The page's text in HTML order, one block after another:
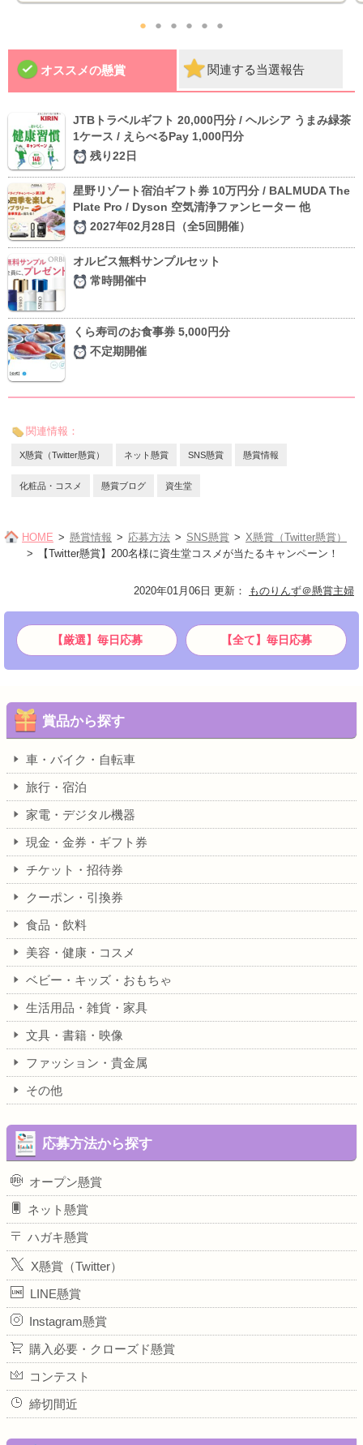
● ● ● ● ● ●
オススメの懸賞 関連する当選報告
JTBトラベルギフト 20,000円分 / ヘルシア うまみ緑茶
1ケース / えらべるPay 1,000円分
残り22日
星野リゾート宿泊ギフト券 10万円分 / BALMUDA The
Plate Pro / Dyson 空気清浄ファンヒーター 他
2027年02月28日（全5回開催）
オルビス無料サンプルセット
常時開催中
くら寿司のお食事券 5,000円分
不定期開催
関連情報：
X懸賞（Twitter懸賞） ネット懸賞 SNS懸賞 懸賞情報
化粧品・コスメ 懸賞ブログ 資生堂
HOME 懸賞情報 応募方法 SNS懸賞
X懸賞（Twitter懸賞）
【Twitter懸賞】200名様に資生堂コスメが当たるキャンペーン！
2020年01月06日 更新 ： ものりんず＠懸賞主婦
【厳選】毎日応募 【全て】毎日応募
賞品から探す
車・バイク・自転車
旅行・宿泊
家電・デジタル機器
現金・金券・ギフト券
チケット・招待券
クーポン・引換券
食品・飲料
美容・健康・コスメ
ベビー・キッズ・おもちゃ
生活用品・雑貨・家具
文具・書籍・映像
ファッション・貴金属
その他
応募方法から探す
オープン懸賞
ネット懸賞
ハガキ懸賞
X懸賞（Twitter）
LINE懸賞
Instagram懸賞
購入必要・クローズド懸賞
コンテスト
締切間近